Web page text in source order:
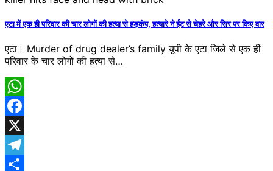
एटा में एक ही परिवार की चार लोगों की हत्या से हड़कंप, हत्यारे ने ईंट से चेहरे और सिर पर किए वार
एटा। Murder of drug dealer’s family यूपी के एटा जिले से एक ही
परिवार के चार लोगों की हत्या से…
WhatsApp
Facebook
X
Telegram